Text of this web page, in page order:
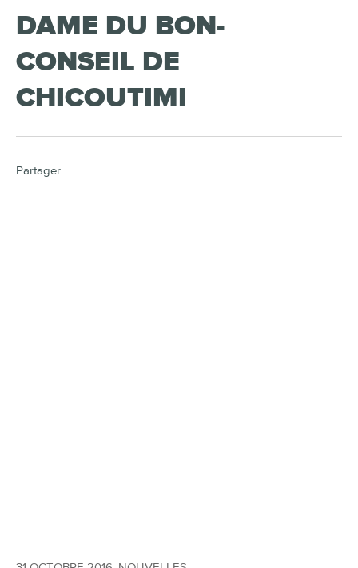
DAME DU BON-
CONSEIL DE
CHICOUTIMI
Partager